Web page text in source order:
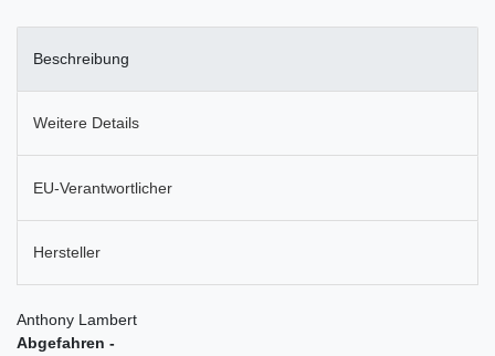
Beschreibung
Weitere Details
EU-Verantwortlicher
Hersteller
Anthony Lambert
Abgefahren -